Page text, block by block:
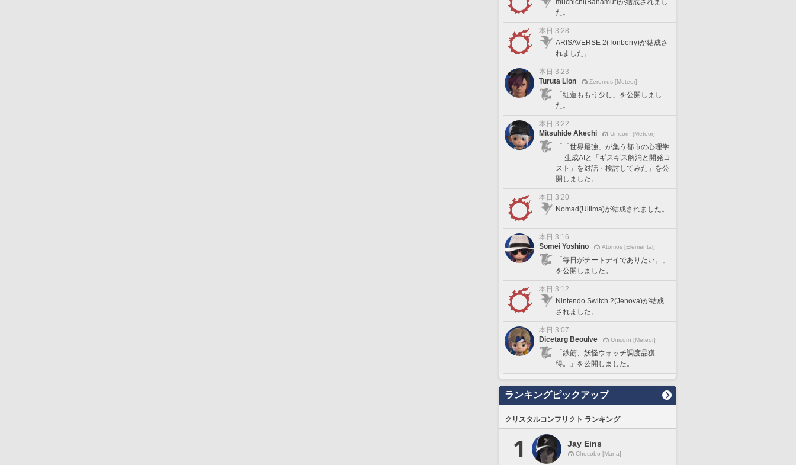
muchichi(Bahamut)が結成されまし
た。
本日 3:28
ARISAVERSE 2(Tonberry)が結成さ
れました。
本日 3:23
Turuta Lion
Zeromus [Meteor]
「紅蓮ももう少し」を公開しまし
た。
本日 3:22
Mitsuhide Akechi
Unicorn [Meteor]
「「世界最強」が集う都市の心理学
— 生成AIと「ギスギス解消と開発コ
スト」を対話・検討してみた」を公
開しました。
本日 3:20
Nomad(Ultima)が結成されました。
本日 3:16
Somei Yoshino
Atomos [Elemental]
「毎日がチートデイでありたい。」
を公開しました。
本日 3:12
Nintendo Switch 2(Jenova)が結成
されました。
本日 3:07
Dicetarg Beoulve
Unicorn [Meteor]
「鉄筋、妖怪ウォッチ調度品獲
得。」を公開しました。
ランキングピックアップ
クリスタルコンフリクト ランキング
1 Jay Eins
Chocobo [Mana]